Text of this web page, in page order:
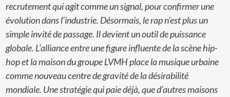
recrutement qui agit comme un signal, pour confirmer une
évolution dans l’industrie. Désormais, le rap n’est plus un
simple invité de passage. Il devient un outil de puissance
globale. L’alliance entre une figure influente de la scène hip-
hop et la maison du groupe LVMH place la musique urbaine
comme nouveau centre de gravité de la désirabilité
mondiale. Une stratégie qui paie déjà, que d’autres maisons